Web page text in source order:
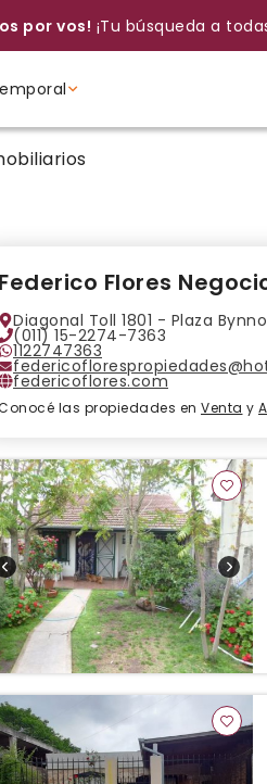
por vos! ¡Tu búsqueda a
Cancelar
Federico Flores
Diagonal Toll 1801 - Plaza
(011) 15-2274-7363
1122747363
federicoflores.com
las propiedades en Venta y